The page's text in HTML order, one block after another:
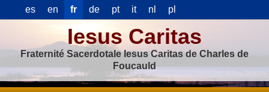
es en fr de pt it nl pl
Iesus Caritas
Fraternité Sacerdotale Iesus Caritas de Charles de
Foucauld